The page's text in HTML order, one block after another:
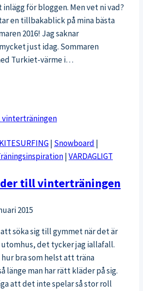
för bloggen. Men vet ni vad?
en tillbakablick på mina bästa
2016! Jag saknar
just idag. Sommaren
Turkiet-värme i…
KITESURFING| Snowboard |
|VARDAGLIGT
till vinterträningen
2015
söka sig till gymmet när det är
det tycker jag iallafall.
bra som helst att träna
länge man har rätt kläder på sig.
att det inte spelar så stor roll